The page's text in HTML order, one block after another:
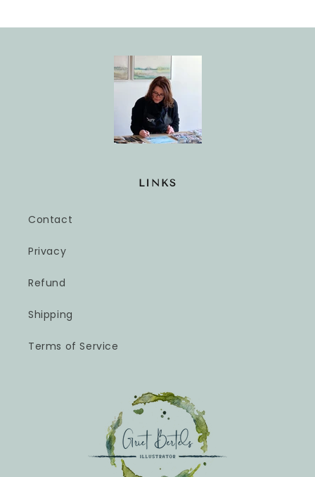
LINKS
Contact
Privacy
Refund
Shipping
Terms of Service